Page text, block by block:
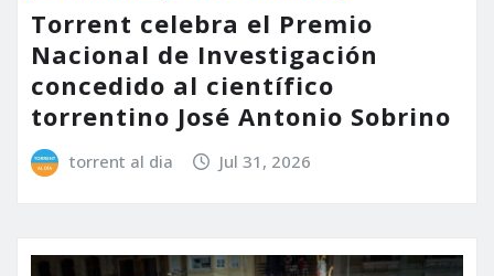
Torrent celebra el Premio
Nacional de Investigación
concedido al científico
torrentino José Antonio Sobrino
torrent al dia Jul 31, 2026